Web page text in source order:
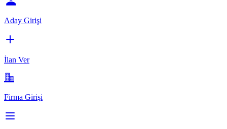
Aday Girişi
İlan Ver
Firma Girişi